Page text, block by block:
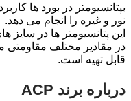
بپتانسیومتر در بورد ها
نور و غیره را انجام می دهد.
در مقادیر مختلف
قابل تهیه است.
درباره برند ACP